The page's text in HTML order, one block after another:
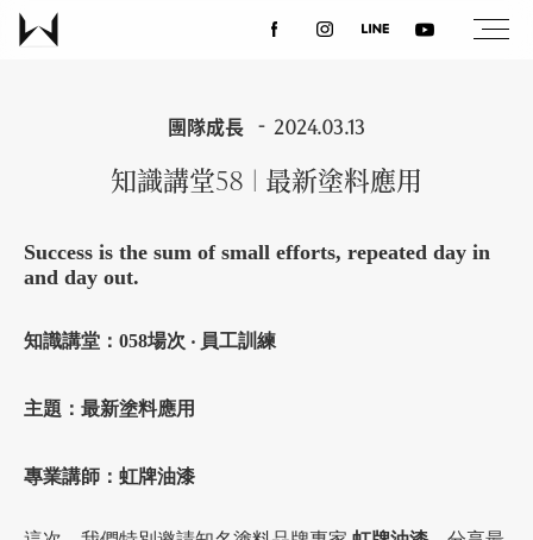
最新消息
團隊成長 2024.03.13
知識講堂58 | 最新塗料應用
Success is the sum of small efforts, repeated day in
and day out.
知識講堂：058場次 ‧ 員工訓練
主題：最新塗料應用
專業講師：虹牌油漆